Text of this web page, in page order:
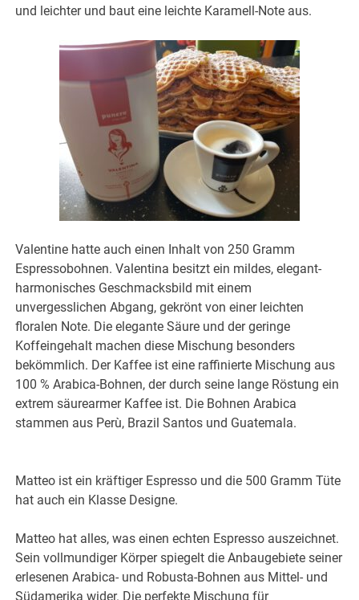
und leichter und baut eine leichte Karamell-Note aus.
Valentine hatte auch einen Inhalt von 250 Gramm
Espressobohnen. Valentina besitzt ein mildes, elegant-
harmonisches Geschmacksbild mit einem
unvergesslichen Abgang, gekrönt von einer leichten
floralen Note. Die elegante Säure und der geringe
Koffeingehalt machen diese Mischung besonders
bekömmlich. Der Kaffee ist eine raffinierte Mischung aus
100 % Arabica-Bohnen, der durch seine lange Röstung ein
extrem säurearmer Kaffee ist. Die Bohnen Arabica
stammen aus Perù, Brazil Santos und Guatemala.
Matteo ist ein kräftiger Espresso und die 500 Gramm Tüte
hat auch ein Klasse Designe.
Matteo hat alles, was einen echten Espresso auszeichnet.
Sein vollmundiger Körper spiegelt die Anbaugebiete seiner
erlesenen Arabica- und Robusta-Bohnen aus Mittel- und
Südamerika wider. Die perfekte Mischung für